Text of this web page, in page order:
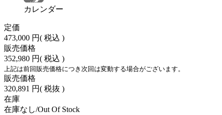
カレンダー
定価
473,000 円( 税込 )
販売価格
352,980 円( 税込 )
上記は前回販売価格につき次回は変動する場合がございます。
販売価格
320,891 円( 税抜 )
在庫
在庫なし/Out Of Stock